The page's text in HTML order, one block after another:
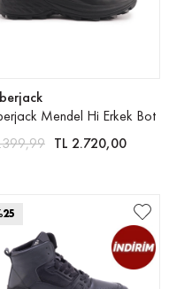
Mendel Hi Erkek Bot
TL 2.720,00